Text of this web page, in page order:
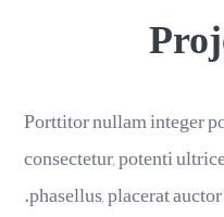
Porttitor nullam integer
consectetur, potenti
phasellus, placerat